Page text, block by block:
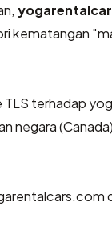
kematangan
TLS terhadap
negara